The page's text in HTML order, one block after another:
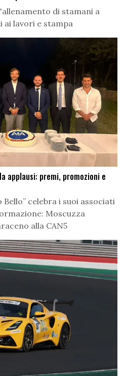
di stamani a
lavori e stampa
applausi: premi, promozioni e
celebra i suoi associati
Moscuzza
alla CAN5